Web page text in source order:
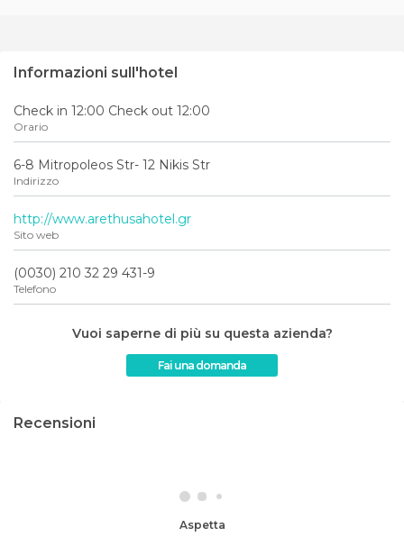
Informazioni sull'hotel
Check in 12:00 Check out 12:00
Orario
6-8 Mitropoleos Str- 12 Nikis Str
Indirizzo
http://www.arethusahotel.gr
Sito web
(0030) 210 32 29 431-9
Telefono
Vuoi saperne di più su questa azienda?
Fai una domanda
Recensioni
Aspetta